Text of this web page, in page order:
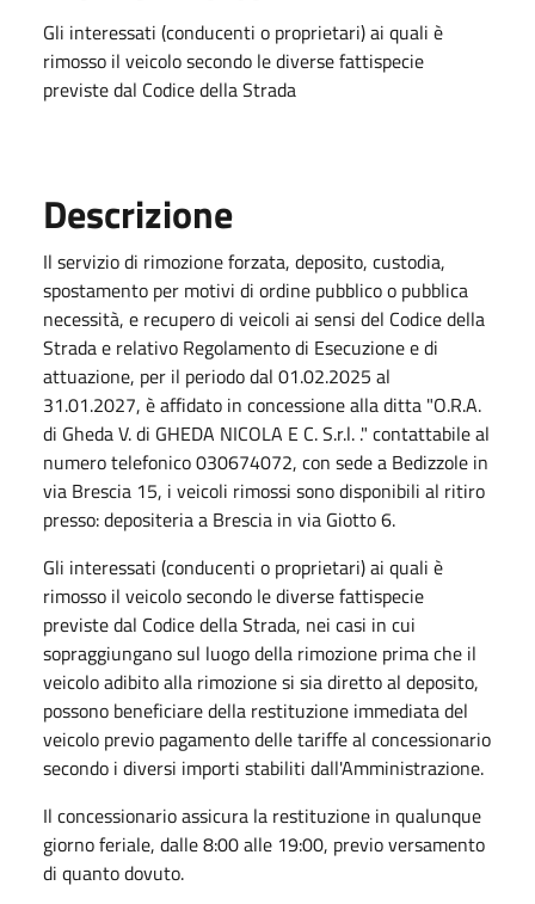
Gli interessati (conducenti o proprietari) ai quali è
rimosso il veicolo secondo le diverse fattispecie
previste dal Codice della Strada
Descrizione
Il servizio di rimozione forzata, deposito, custodia,
spostamento per motivi di ordine pubblico o pubblica
necessità, e recupero di veicoli ai sensi del Codice della
Strada e relativo Regolamento di Esecuzione e di
attuazione, per il periodo dal 01.02.2025 al
31.01.2027, è affidato in concessione alla ditta "O.R.A.
di Gheda V. di GHEDA NICOLA E C. S.r.l. ." contattabile al
numero telefonico 030674072, con sede a Bedizzole in
via Brescia 15, i veicoli rimossi sono disponibili al ritiro
presso:depositeria a Brescia in via Giotto 6.
Gli interessati (conducenti o proprietari) ai quali è
rimosso il veicolo secondo le diverse fattispecie
previste dal Codice della Strada, nei casi in cui
sopraggiungano sul luogo della rimozione prima che il
veicolo adibito alla rimozione si sia diretto al deposito,
possono beneficiare della restituzione immediata del
veicolo previo pagamento delle tariffe al concessionario
secondo i diversi importi stabiliti dall'Amministrazione.
Il concessionario assicura la restituzione in qualunque
giorno feriale, dalle 8:00 alle 19:00, previo versamento
di quanto dovuto.